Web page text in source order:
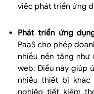
việc phát triển ứng
Phát triển ứng
PaaS cho phép
nhiều nền tảng
web. Điều này giúp
nhiều thiết bị khác
nghiệp tiết kiệm